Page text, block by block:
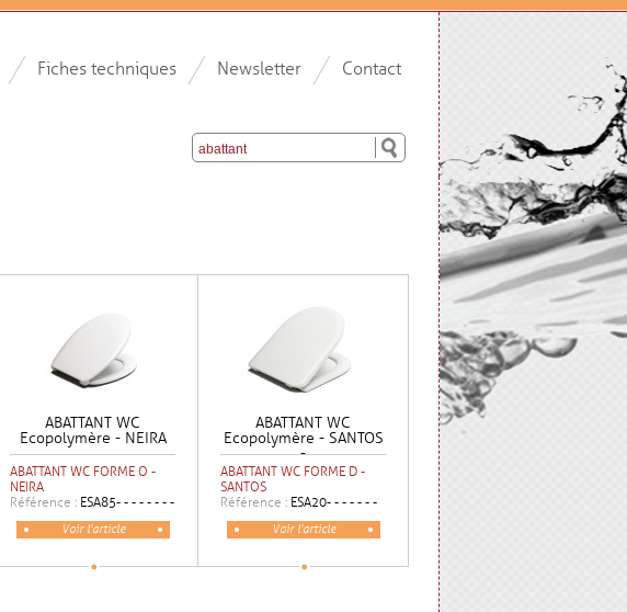
Fiches techniques Newsletter Contact
ABATTANT WC
Ecopolymère - NEIRA
ABATTANT WC FORME O -
NEIRA
Référence : ESA85- - - - - - - -
Voir l'article
ABATTANT WC
Ecopolymère - SANTOS
-
ABATTANT WC FORME D -
SANTOS
Référence : ESA20- - - - - - -
Voir l'article